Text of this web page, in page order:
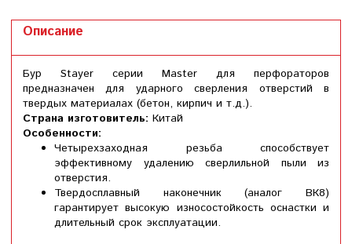
Описание
Бур Stayer серии Master для перфораторов
предназначен для ударного сверления отверстий в
твердых материалах (бетон, кирпич и т.д.).
Страна изготовитель: Китай
Особенности:
Четырехзаходная резьба способствует
эффективному удалению сверлильной пыли из
отверстия.
Твердосплавный наконечник (аналог ВК8)
гарантирует высокую износостойкость оснастки и
длительный срок эксплуатации.